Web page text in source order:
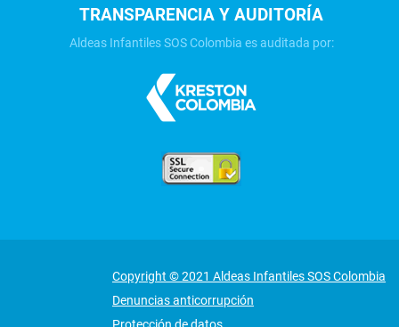
TRANSPARENCIA Y AUDITORÍA
Aldeas Infantiles SOS Colombia es auditada por:
Copyright © 2021 Aldeas Infantiles SOS Colombia
Denuncias anticorrupción